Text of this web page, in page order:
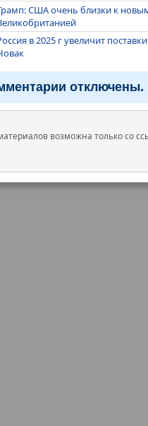
США очень близки к
в 2025 г увеличит
отключены.
возможна только со